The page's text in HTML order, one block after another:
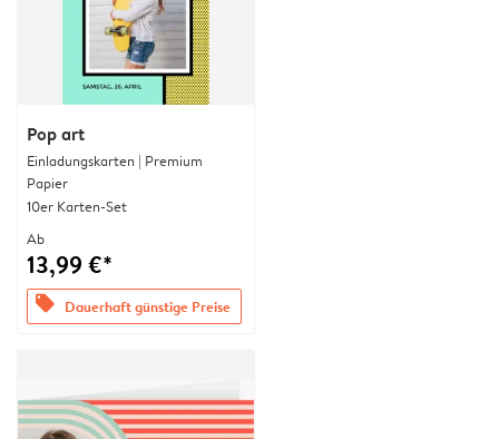
Pop art
Einladungskarten | Premium
Papier
10er Karten-Set
Ab
13,99 €*
offers Dauerhaft günstige Preise